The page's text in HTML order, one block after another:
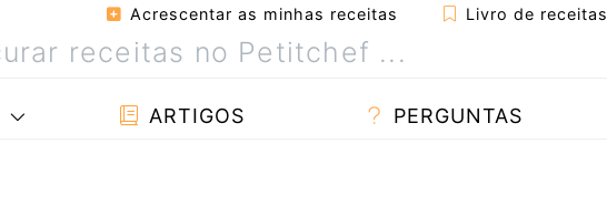
Acrescentar as minhas receitas Livro de receitas
ARTIGOS PERGUNTAS